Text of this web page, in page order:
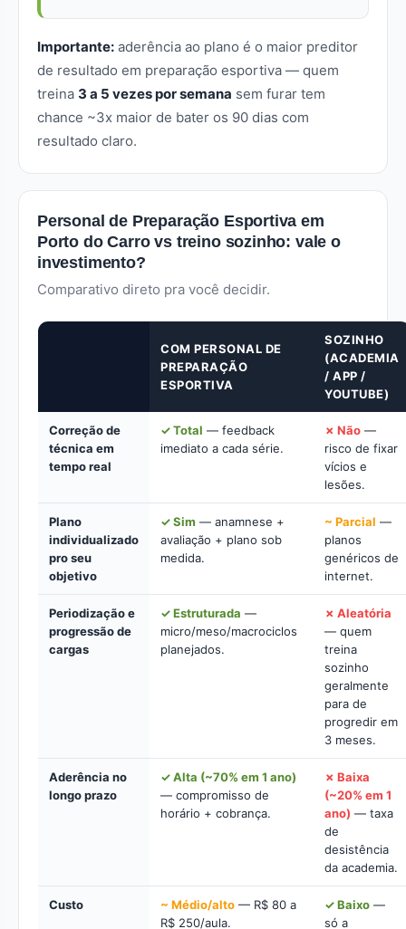
Importante: aderência ao plano é o maior preditor
de resultado em preparação esportiva — quem
treina 3 a 5 vezes por semana sem furar tem
chance ~3x maior de bater os 90 dias com
resultado claro.
Personal de Preparação Esportiva em
Porto do Carro vs treino sozinho: vale o
investimento?
Comparativo direto pra você decidir.
COM PERSONAL DE
PREPARAÇÃO
ESPORTIVA
SOZINHO
(ACADEMIA
/ APP /
YOUTUBE)
Correção de
técnica em
tempo real
✓ Total — feedback
imediato a cada série.
✗ Não —
risco de fixar
vícios e
lesões.
Plano
individualizado
pro seu
objetivo
✓ Sim — anamnese +
avaliação + plano sob
medida.
~ Parcial —
planos
genéricos de
internet.
Periodização e
progressão de
cargas
✓ Estruturada —
micro/meso/macrociclos
planejados.
✗ Aleatória
— quem
treina
sozinho
geralmente
para de
progredir em
3 meses.
Aderência no
longo prazo
✓ Alta (~70% em 1 ano)
— compromisso de
horário + cobrança.
✗ Baixa
(~20% em 1
ano) — taxa
de
desistência
da academia.
Custo ~ Médio/alto — R$ 80 a
R$ 250/aula.
✓ Baixo —
só a